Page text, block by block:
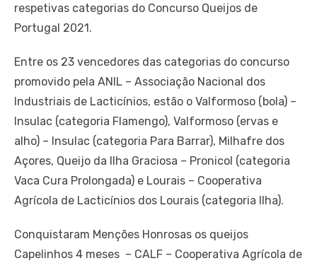
respetivas categorias do Concurso Queijos de
Portugal 2021.
Entre os 23 vencedores das categorias do concurso
promovido pela ANIL – Associação Nacional dos
Industriais de Lacticínios, estão o Valformoso (bola) –
Insulac (categoria Flamengo), Valformoso (ervas e
alho) – Insulac (categoria Para Barrar), Milhafre dos
Açores, Queijo da Ilha Graciosa – Pronicol (categoria
Vaca Cura Prolongada) e Lourais – Cooperativa
Agrícola de Lacticínios dos Lourais (categoria Ilha).
Conquistaram Menções Honrosas os queijos
Capelinhos 4 meses – CALF – Cooperativa Agrícola de